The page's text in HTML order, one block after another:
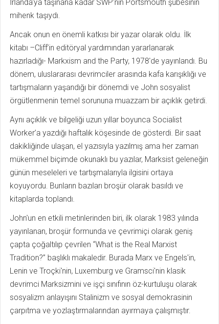
İrlanda'ya taşınana kadar SWP'nin Portsmouth şubesinin
mihenk taşıydı.
Ancak onun en önemli katkısı bir yazar olarak oldu. İlk
kitabı –Cliff’in editöryal yardımından yararlanarak
hazırladığı- Markxism and the Party, 1978'de yayınlandı. Bu
dönem, uluslararası devrimciler arasında kafa karışıklığı ve
tartışmaların yaşandığı bir dönemdi ve John sosyalist
örgütlenmenin temel sorununa muazzam bir açıklık getirdi.
Aynı açıklık ve bilgeliği uzun yıllar boyunca Socialist
Worker’a yazdığı haftalık köşesinde de gösterdi. Bir saat
dakikliğinde ulaşan, el yazısıyla yazılmış ama her zaman
mükemmel biçimde okunaklı bu yazılar, Marksist geleneğin
günün meseleleri ve tartışmalarıyla ilgisini ortaya
koyuyordu. Bunların bazıları broşür olarak basıldı ve
kitaplarda toplandı.
John'un en etkili metinlerinden biri, ilk olarak 1983 yılında
yayınlanan, broşür formunda ve çevrimiçi olarak geniş
çapta çoğaltılıp çevrilen “What is the Real Marxist
Tradition?” başlıklı makaledir. Burada Marx ve Engels'in,
Lenin ve Troçki'nin, Luxemburg ve Gramsci'nin klasik
devrimci Marksizmini ve işçi sınıfının öz-kurtuluşu olarak
sosyalizm anlayışını Stalinizm ve sosyal demokrasinin
çarpıtma ve yozlaştırmalarından ayırmaya çalışmıştır.